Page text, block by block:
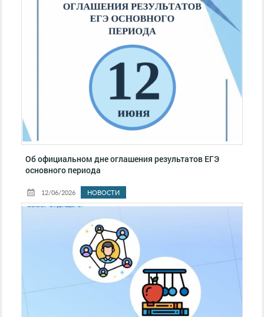
Об официальном дне оглашения результатов ЕГЭ
основного периода
12/06/2026 НОВОСТИ